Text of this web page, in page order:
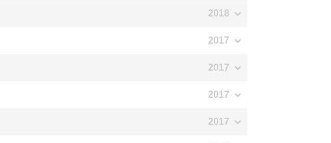
2018
2017
2017
2017
2017